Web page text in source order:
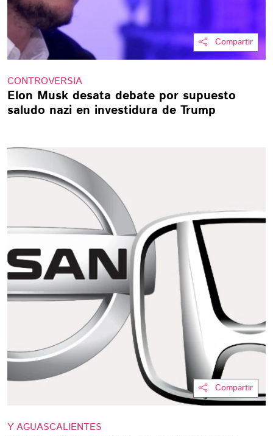
Compartir
CONTROVERSIA
Elon Musk desata debate por supuesto
saludo nazi en investidura de Trump
Compartir
Y AGUASCALIENTES